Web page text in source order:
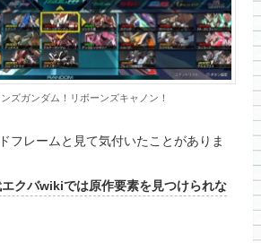
ズガンダム！リボーンズキャノン！
フレームと見て気付いたことがありま
エクバwikiでは原作要素を見つけられな